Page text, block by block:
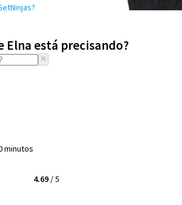
Elna está precisando?
minutos
4.69/5